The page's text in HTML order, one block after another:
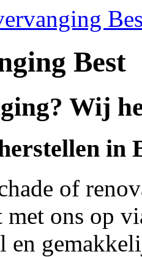
Best
Wij
in
of
met ons op
en